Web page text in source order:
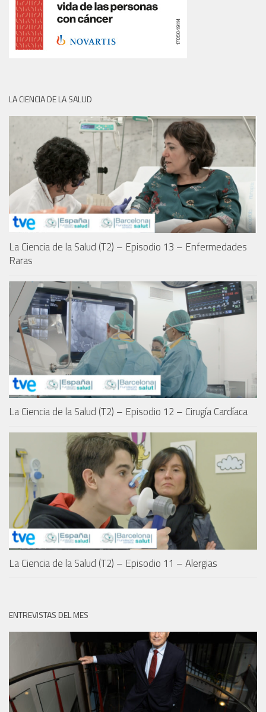
LA CIENCIA DE LA SALUD
La Ciencia de la Salud (T2) – Episodio 13 – Enfermedades
Raras
La Ciencia de la Salud (T2) – Episodio 12 – Cirugía Cardíaca
La Ciencia de la Salud (T2) – Episodio 11 – Alergias
ENTREVISTAS DEL MES